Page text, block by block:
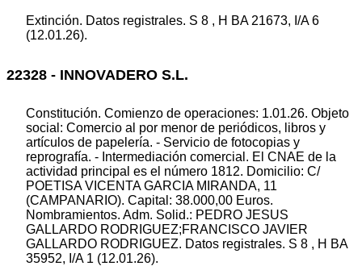
Extinción. Datos registrales. S 8 , H BA 21673, I/A 6
(12.01.26).
22328 - INNOVADERO S.L.
Constitución. Comienzo de operaciones: 1.01.26. Objeto
social: Comercio al por menor de periódicos, libros y
artículos de papelería. - Servicio de fotocopias y
reprografía. - Intermediación comercial. El CNAE de la
actividad principal es el número 1812. Domicilio: C/
POETISA VICENTA GARCIA MIRANDA, 11
(CAMPANARIO). Capital: 38.000,00 Euros.
Nombramientos. Adm. Solid.: PEDRO JESUS
GALLARDO RODRIGUEZ;FRANCISCO JAVIER
GALLARDO RODRIGUEZ. Datos registrales. S 8 , H BA
35952, I/A 1 (12.01.26).